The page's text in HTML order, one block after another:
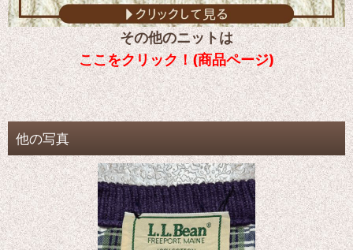
その他のニットは
ここをクリック！(商品ページ)
他の写真